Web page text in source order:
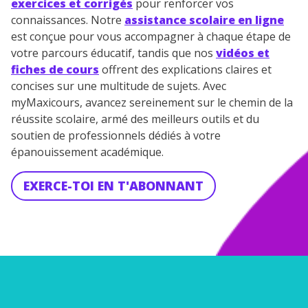
exercices et corrigés pour renforcer vos
connaissances. Notre assistance scolaire en ligne
est conçue pour vous accompagner à chaque étape de
votre parcours éducatif, tandis que nos vidéos et
fiches de cours offrent des explications claires et
concises sur une multitude de sujets. Avec
myMaxicours, avancez sereinement sur le chemin de la
réussite scolaire, armé des meilleurs outils et du
soutien de professionnels dédiés à votre
épanouissement académique.
EXERCE-TOI EN T'ABONNANT